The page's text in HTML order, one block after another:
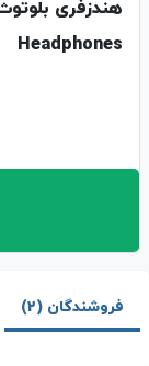
Headphones
فروشندگان (2)